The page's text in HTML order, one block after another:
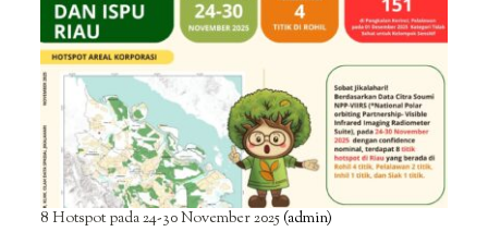
8 Hotspot pada 24-30 November 2025(admin)